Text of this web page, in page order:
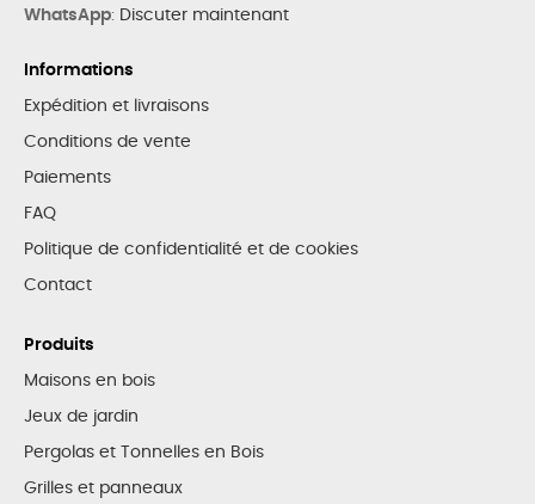
WhatsApp: Discuter maintenant
Informations
Expédition et livraisons
Conditions de vente
Paiements
FAQ
Politique de confidentialité et de cookies
Contact
Produits
Maisons en bois
Jeux de jardin
Pergolas et Tonnelles en Bois
Grilles et panneaux